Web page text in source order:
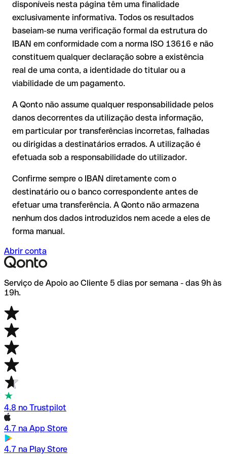
corresponder a nenhuma conta real. Por exemplo, se foram
transpostos dígitos e a combinação resultante é formalmente
válida.
por escrito, especialmente em novas relações comerciais ou
com montantes elevados. A existência de uma conta só pode
ser verificada pelo próprio Magnet Bank Zrt. ou através de
uma transferência de teste.
é executada para uma conta alheia. Neste caso:
O banco destinatário é obrigado a colaborar na
recuperação dos fundos;
A sua instituição pode iniciar um processo de reclamação a
seu pedido;
A devolução não está garantida, especialmente se o
destinatário já tiver utilizado o dinheiro
recuperação é consideravelmente mais complexa e implica
comissões adicionais.
Recomendação
: verifique cada IBAN antes de efetuar uma
transferência com o nosso IBAN Checker gratuito e, em caso
de dúvida, confirme-o diretamente com o destinatário. Esta
precaução é especialmente importante com montantes
elevados ou em novas relações comerciais.
disponíveis nesta página têm uma finalidade
exclusivamente informativa. Todos os resultados
baseiam-se numa verificação formal da estrutura do
IBAN em conformidade com a norma ISO 13616 e não
constituem qualquer declaração sobre a existência
real de uma conta, a identidade do titular ou a
viabilidade de um pagamento.
A Qonto não assume qualquer responsabilidade pelos
danos decorrentes da utilização desta informação,
em particular por transferências incorretas, falhadas
ou dirigidas a destinatários errados. A utilização é
efetuada sob a responsabilidade do utilizador.
Confirme sempre o IBAN diretamente com o
destinatário ou o banco correspondente antes de
efetuar uma transferência. A Qonto não armazena
nenhum dos dados introduzidos nem acede a eles de
forma manual.
Abrir conta
Serviço de Apoio ao Cliente 5 dias por semana - das 9h às
19h.
4.8 no Trustpilot
4.7 na App Store
4.7 na Play Store